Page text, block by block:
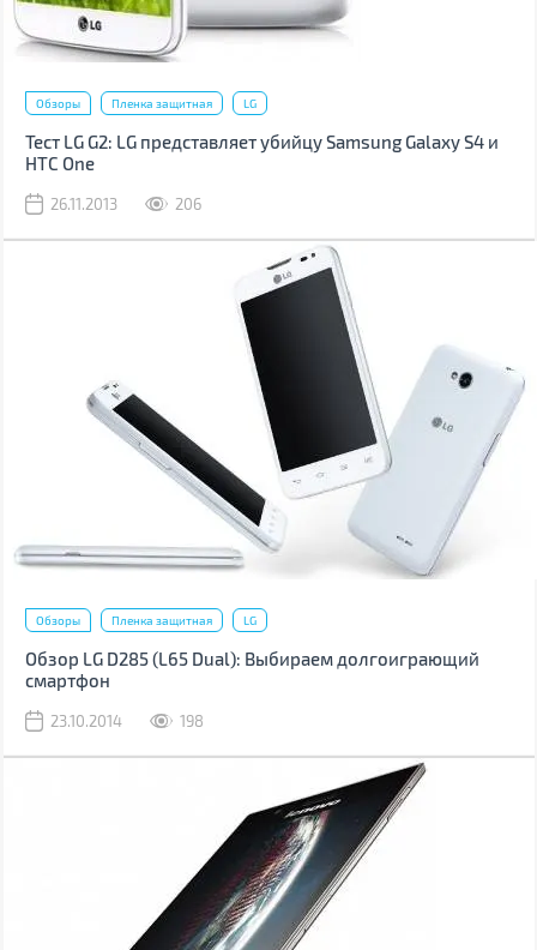
Обзоры Пленка защитная LG
Тест LG G2: LG представляет убийцу Samsung Galaxy S4 и
HTC One
26.11.2013 206
Обзоры Пленка защитная LG
Обзор LG D285 (L65 Dual): Выбираем долгоиграющий
смартфон
23.10.2014 198